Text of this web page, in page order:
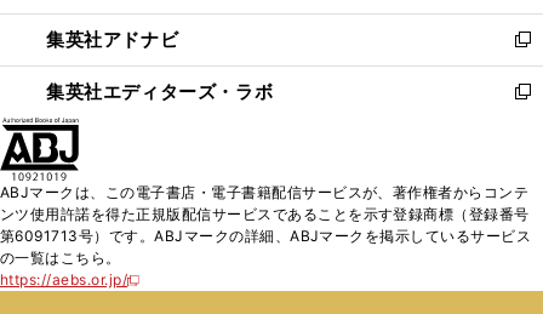
開
く
ウ
で
開
く
ン
ド
ウ
で
ウ
ィ
ン
ド
く
集英社アドナビ
新
し
い
ド
ウ
で
集英社エディターズ・ラボ
新
ィ
ン
ド
ABJマークは、この電子書店・電子書籍配信サービスが、著作権者からコンテ
ンツ使用許諾を得た正規版配信サービスであることを示す登録商標（登録番号
第6091713号）です。ABJマークの詳細、ABJマークを掲示しているサービス
の一覧はこちら。
https://aebs.or.jp/
新